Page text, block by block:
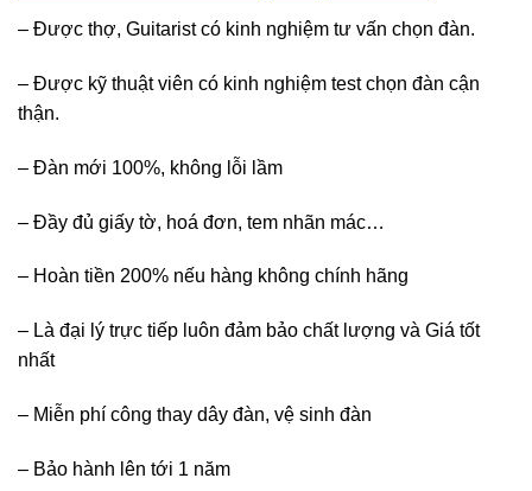
– Được thợ, Guitarist có kinh nghiệm tư vấn chọn đàn.
– Được kỹ thuật viên có kinh nghiệm test chọn đàn cận
thận.
– Đàn mới 100%, không lỗi lầm
– Đầy đủ giấy tờ, hoá đơn, tem nhãn mác…
– Hoàn tiền 200% nếu hàng không chính hãng
– Là đại lý trực tiếp luôn đảm bảo chất lượng và Giá tốt
nhất
– Miễn phí công thay dây đàn, vệ sinh đàn
– Bảo hành lên tới 1 năm